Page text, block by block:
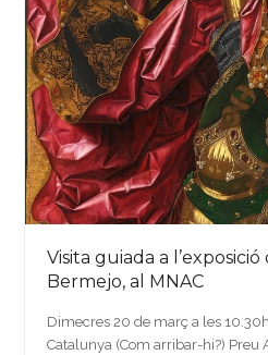
Visita guiada a
Bermejo, al MNAC
Dimecres 20 de març a les
Catalunya (Com arribar-hi?) Preu